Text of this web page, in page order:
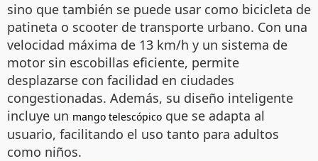
sino que también se puede usar como bicicleta de
patineta o scooter de transporte urbano. Con una
velocidad máxima de 13 km/h y un sistema de
motor sin escobillas eficiente, permite
desplazarse con facilidad en ciudades
congestionadas. Además, su diseño inteligente
incluye un mango telescópico que se adapta al
usuario, facilitando el uso tanto para adultos
como niños.